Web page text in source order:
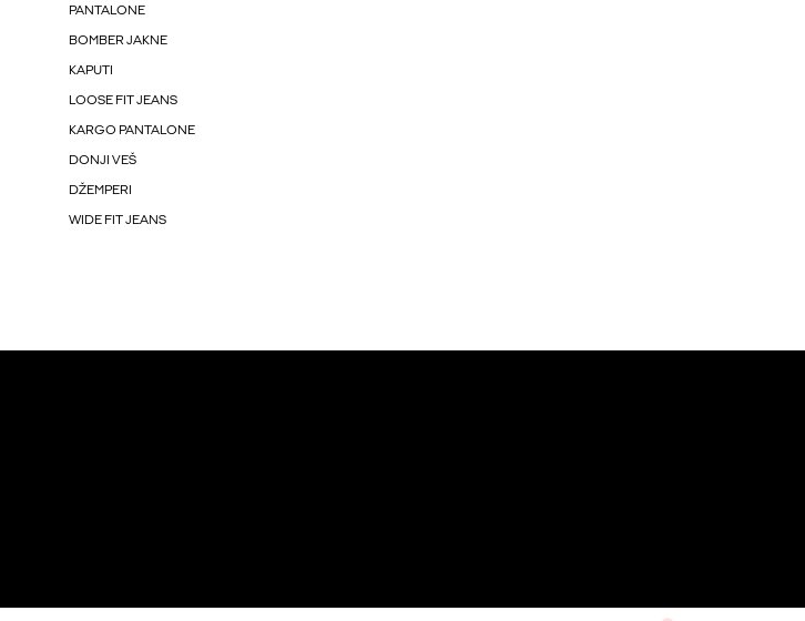
PANTALONE
BOMBER JAKNE
KAPUTI
LOOSE FIT JEANS
KARGO PANTALONE
DONJI VEŠ
DŽEMPERI
WIDE FIT JEANS